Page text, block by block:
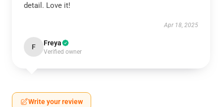
detail. Love it!
Apr 18, 2025
F Freya
Verified owner
Write your review